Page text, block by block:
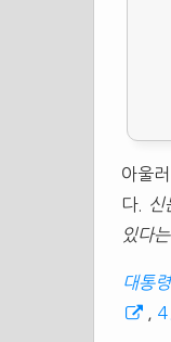
아울러
다.
신
있다
대통령